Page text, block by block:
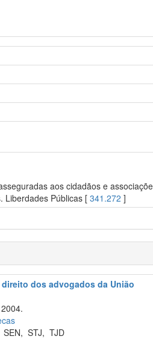
aos cidadãos e
Liberdades Públicas [341.272 ]
dos advogados da União
SEN,STJ,TJD